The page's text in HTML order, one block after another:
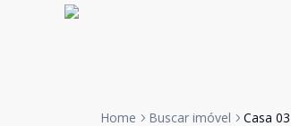
Home Buscar imóvel Casa